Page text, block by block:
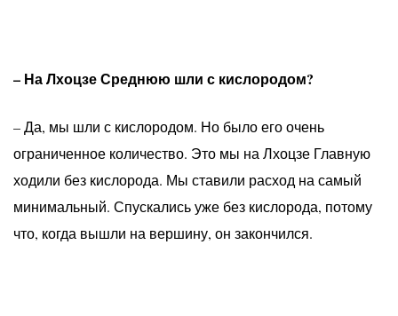
– На Лхоцзе Среднюю шли с кислородом?
– Да, мы шли с кислородом. Но было его очень
ограниченное количество. Это мы на Лхоцзе Главную
ходили без кислорода. Мы ставили расход на самый
минимальный. Спускались уже без кислорода, потому
что, когда вышли на вершину, он закончился.